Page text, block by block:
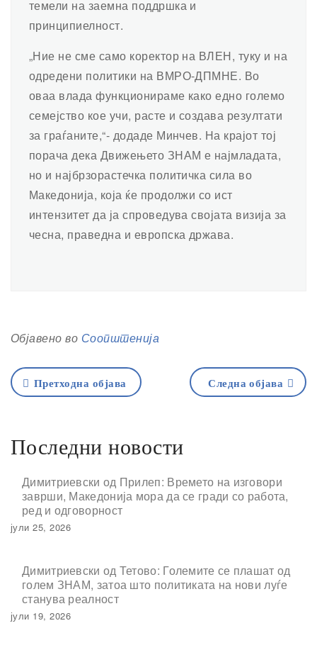
темели на заемна поддршка и
принципиелност.
„Ние не сме само коректор на ВЛЕН, туку и на
одредени политики на ВМРО-ДПМНЕ. Во
оваа влада функционираме како едно големо
семејство кое учи, расте и создава резултати
за граѓаните,“- додаде Минчев. На крајот тој
порача дека Движењето ЗНАМ е најмладата,
но и најбрзорастечка политичка сила во
Македонија, која ќе продолжи со ист
интензитет да ја спроведува својата визија за
чесна, праведна и европска држава.
Објавено во Соопштенија
Претходна објава Следна објава
Последни новости
Димитриевски од Прилеп: Времето на изговори
заврши, Македонија мора да се гради со работа,
ред и одговорност
јули 25, 2026
Димитриевски од Тетово: Големите се плашат од
голем ЗНАМ, затоа што политиката на нови луѓе
станува реалност
јули 19, 2026